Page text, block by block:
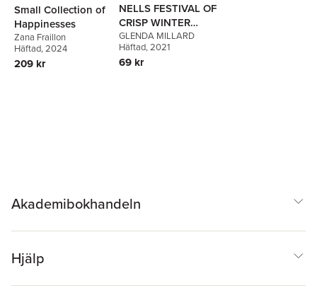
Small Collection of
Happinesses
Zana Fraillon
Häftad, 2024
209 kr
NELLS FESTIVAL OF
CRISP WINTER
GLORIES
GLENDA MILLARD
Häftad, 2021
69 kr
Akademibokhandeln
Hjälp